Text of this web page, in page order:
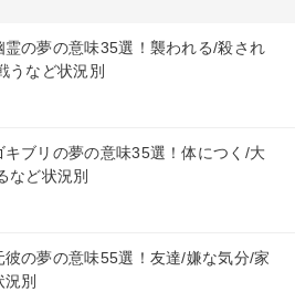
霊の夢の意味35選！襲われる/殺され
うなど状況別
キブリの夢の意味35選！体につく/大
など状況別
彼の夢の意味55選！友達/嫌な気分/家
別